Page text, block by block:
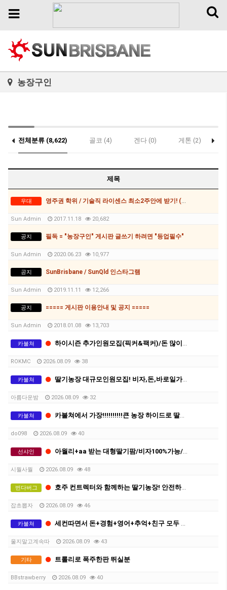
Toggle
Toggle
농장구인
전체분류 (8,622) 골코 (4) 겐다 (0) 게톤 (2)
제목
우대 영주권 학위 / 기술직 라이센스 최소2주안에 받기! (요리, 페인팅, 용접, 차일드케어 등등)
Sun Admin 2017.11.18 20,682
공지 필독 = "농장구인" 게시판 글쓰기 하려면 "등업필수"
Sun Admin 2020.06.23 10,977
공지 SunBrisbane / SunQld 인스타그램
Sun Admin 2019.11.11 12,266
공지 ===== 게시판 이용안내 및 공지 =====
Sun Admin 2018.01.08 13,703
카불쳐 하이시즌 추가인원모집(픽커&팩커)/돈 많이 버실분 오세요
ROKMC 2026.08.09 38
카불쳐 딸기농장 대규모인원모집! 비자,돈,바로일가능! 함께하실분!
아름다운밤 2026.08.09 32
카불쳐 카불쳐에서 가장!!!!!!!!!!큰 농장 하이드로 딸기 주 1000불 이상
do098 2026.08.09 40
선샤인 아월리+aa 받는 대형딸기팜/비자100%가능/저 런닝 좀 같이 뛰어주실분../상시채용중
시월사월 2026.08.09 48
번다버그 호주 컨트렉터와 함께하는 딸기농장! 안전하게 세컨따세요
잡초뽑자 2026.08.09 46
카불쳐 세컨따면서 돈+경험+영어+추억+친구 모두 챙겨가실분
울지말고계속따 2026.08.09 43
기타 트롤리로 폭주한판 뛰실분
BBstrawberry 2026.08.09 40